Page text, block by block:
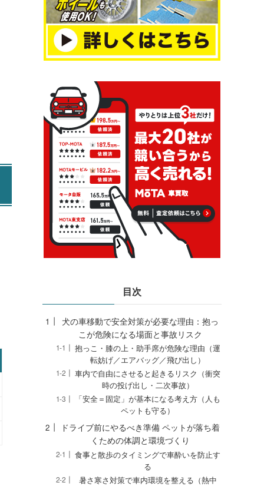
目次
犬の車移動で安全対策が必要な理由：抱っ
こが危険になる場面と事故リスク
抱っこ・膝の上・助手席が危険な理由（運
転妨げ／エアバッグ／飛び出し）
車内で自由にさせると起きるリスク（衝突
時の投げ出し・二次事故）
「安全＝固定」が基本になる考え方（人も
ペットも守る）
ドライブ前にやるべき準備 ペットが落ち着
くための体調と環境づくり
食事と散歩のタイミングで車酔いを防止す
る
暑さ寒さ対策で車内環境を整える（熱中